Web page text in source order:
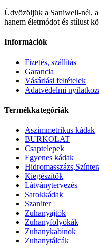
Üdvözöljük a Saniwell-nél,
hanem életmódot és stílust
Információk
Fizetés, szállítás
Garancia
Vásárlási feltételek
Adatvédelmi
Termékkategóriák
Aszimmetrikus kádak
BURKOLAT
Csaptelepek
Egyenes kádak
Kiegészítők
Látványtervezés
Sarokkádak
Szaniter
Zuhanyajtók
Zuhanyfolyókák
Zuhanykabinok
Zuhanytálcák